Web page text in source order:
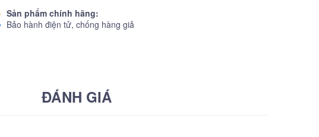
Sản phẩm chính hãng:
Bảo hành điện tử, chống hàng giả
ĐÁNH GIÁ